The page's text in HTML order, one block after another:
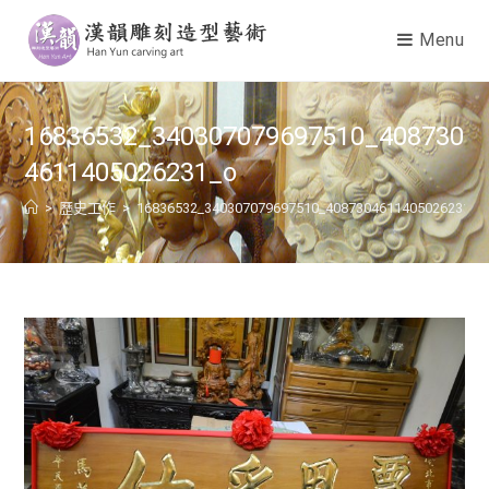
Menu
16836532_340307079697510_408730
4611405026231_o
> 歷史工作 > 16836532_340307079697510_4087304611405026231_o